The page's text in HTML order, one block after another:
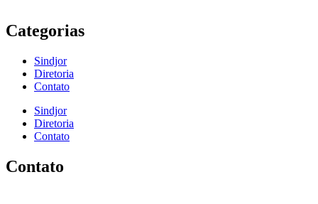
Categorias
Sindjor
Diretoria
Contato
Sindjor
Diretoria
Contato
Contato